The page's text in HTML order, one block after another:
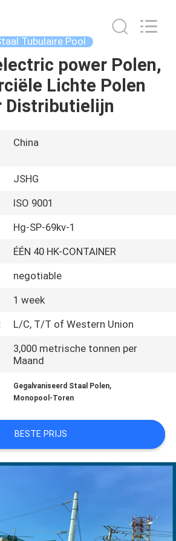
Tubulaire Pool
power Polen,
Lichte Polen
Distributielijn
China
JSHG
ISO 9001
Hg-SP-69kv-1
ÉÉN 40 HK-CONTAINER
negotiable
1 week
L/C, T/T of Western Union
3,000 metrische tonnen per
Maand
Gegalvaniseerd Staal Polen,
Monopool-Toren
BESTE PRIJS